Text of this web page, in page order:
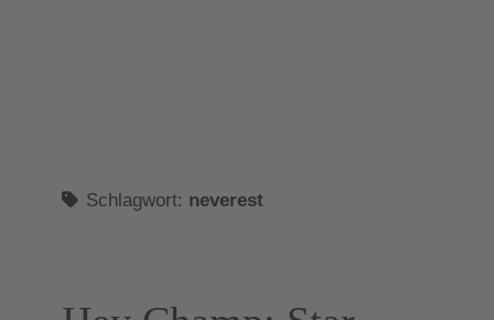
Schlagwort: neverest